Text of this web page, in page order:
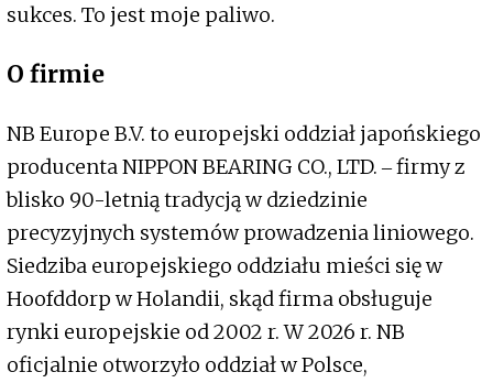
sukces. To jest moje paliwo.
O firmie
NB Europe B.V. to europejski oddział japońskiego
producenta NIPPON BEARING CO., LTD. ‒ firmy z
blisko 90-letnią tradycją w dziedzinie
precyzyjnych systemów prowadzenia liniowego.
Siedziba europejskiego oddziału mieści się w
Hoofddorp w Holandii, skąd firma obsługuje
rynki europejskie od 2002 r. W 2026 r. NB
oficjalnie otworzyło oddział w Polsce,